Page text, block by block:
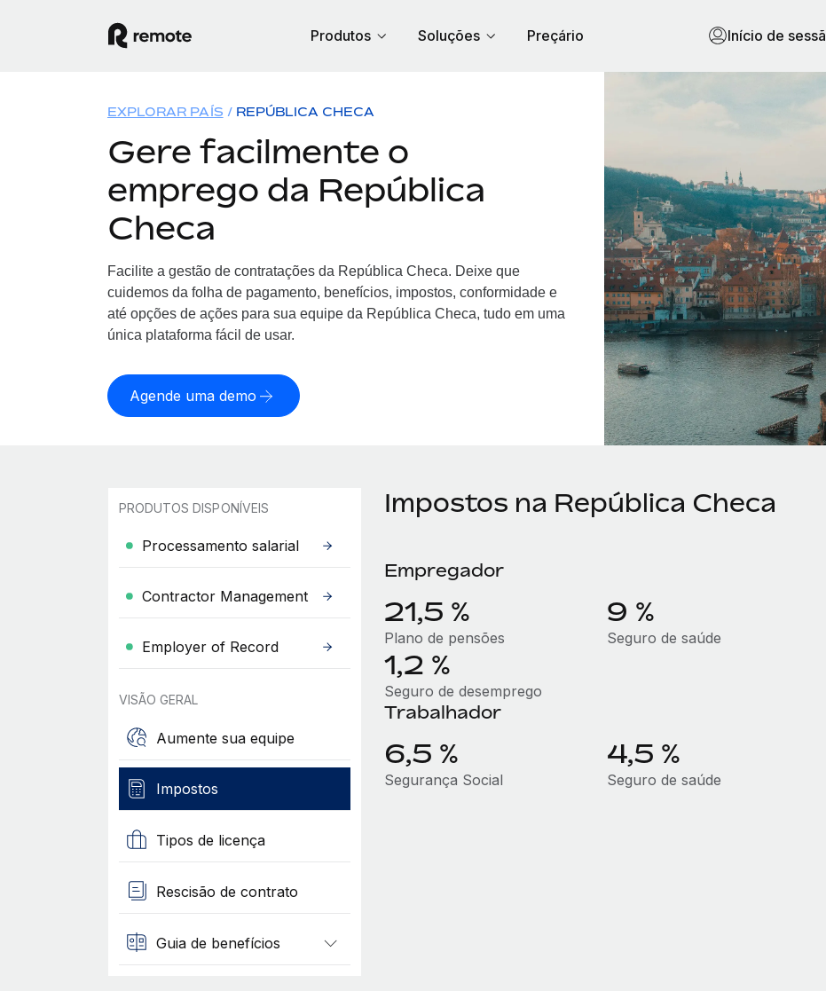
Produtos Soluções Preçário Início de
EXPLORAR PAÍS REPÚBLICA CHECA
Gere facilmente o
emprego da República
Checa
Facilite a gestão de contratações da República Checa. Deixe que
cuidemos da folha de pagamento, benefícios, impostos, conformidade e
até opções de ações para sua equipe da República Checa, tudo em uma
única plataforma fácil de usar.
Agende uma demo
PRODUTOS DISPONÍVEIS
Processamento salarial
Contractor Management
Employer of Record
VISÃO GERAL
Aumente sua equipe
Impostos
Tipos de licença
Rescisão de contrato
Guia de benefícios
Impostos na República Checa
Empregador
21,5 %
Plano de pensões
9 %
Seguro de saúde
1,2 %
Seguro de desemprego
Trabalhador
6,5 %
Segurança Social
4,5 %
Seguro de saúde